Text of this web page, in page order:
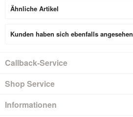
Ähnliche Artikel
Kunden haben sich ebenfalls angesehen
Callback-Service
Shop Service
Informationen